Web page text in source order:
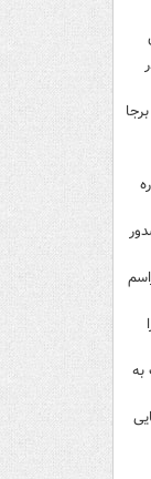
روز ۱۱۳ توپ به